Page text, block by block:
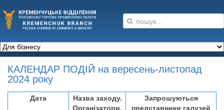
КАЛЕНДАР ПОДІЙ на вересень-листопад
2024 року
Дата
Назва заходу.
Організатори.
Запрошуються
представники галузей